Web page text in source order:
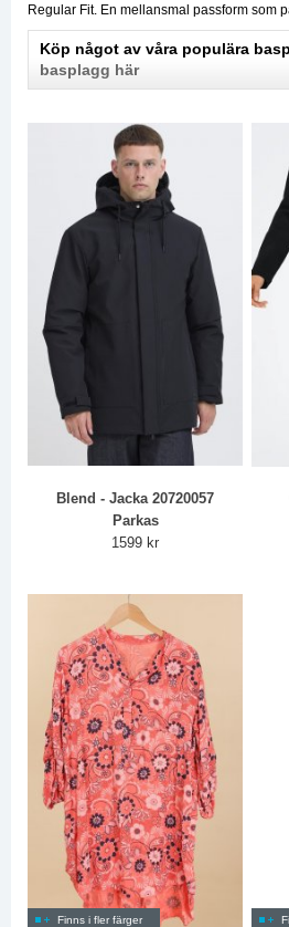
Regular Fit. En mellansmal passform som
Köp något av våra populära
basplagg här
Blend - Jacka 20720057
Parkas
1599 kr
Finns i fler färger